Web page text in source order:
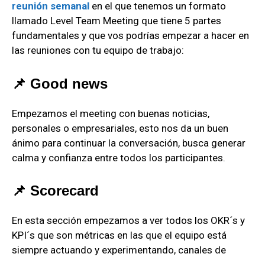
reunión semanal en el que tenemos un formato
llamado Level Team Meeting que tiene 5 partes
fundamentales y que vos podrías empezar a hacer en
las reuniones con tu equipo de trabajo:
📌 Good news
Empezamos el meeting con buenas noticias,
personales o empresariales, esto nos da un buen
ánimo para continuar la conversación, busca generar
calma y confianza entre todos los participantes.
📌 Scorecard
En esta sección empezamos a ver todos los OKR´s y
KPI´s que son métricas en las que el equipo está
siempre actuando y experimentando, canales de